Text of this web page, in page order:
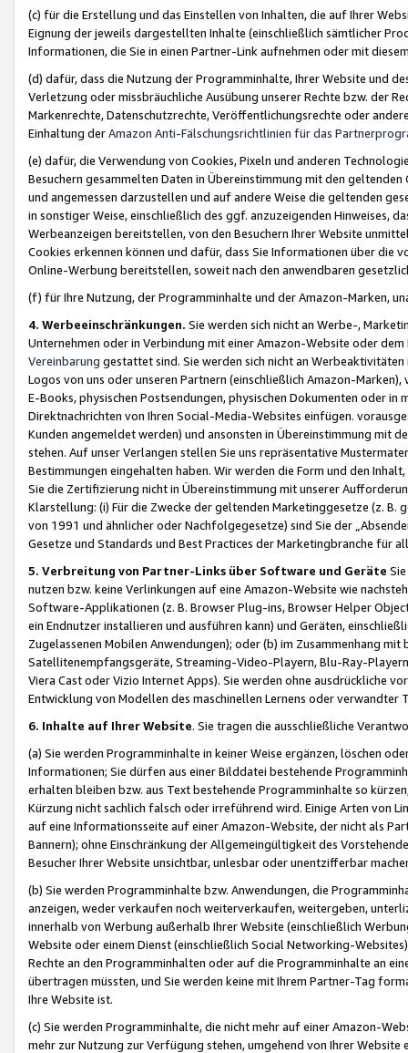
(c) für die Erstellung und das Einstellen von Inhalten, die auf Ihrer
Eignung der jeweils dargestellten Inhalte (einschließlich sämtlicher
Informationen, die Sie in einen Partner-Link aufnehmen oder mit
(d) dafür, dass die Nutzung der Programminhalte, Ihrer Website und
Verletzung oder missbräuchliche Ausübung unserer Rechte bzw. der
Markenrechte, Datenschutzrechte, Veröffentlichungsrechte oder
Einhaltung derAmazon Anti-Fälschungsrichtlinien für das
(e) dafür, die Verwendung von Cookies, Pixeln und anderen
Besuchern gesammelten Daten in Übereinstimmung mit den
und angemessen darzustellen und auf andere Weise die geltenden
in sonstiger Weise, einschließlich des ggf. anzuzeigenden Hinweises,
Werbeanzeigen bereitstellen, von den Besuchern Ihrer Website
Cookies erkennen können und dafür, dass Sie Informationen über die
Online-Werbung bereitstellen, soweit nach den anwendbaren
(f) für Ihre Nutzung, der Programminhalte und der Amazon-Marken,
4. Werbeeinschränkungen. Sie werden sich nicht an Werbe-,
Unternehmen oder in Verbindung mit einer Amazon-Website oder
Vereinbarung gestattet sind. Sie werden sich nicht an
Logos von uns oder unseren Partnern (einschließlich Amazon-
E-Books, physischen Postsendungen, physischen Dokumenten oder in
Direktnachrichten von Ihren Social-Media-Websites einfügen.
Kunden angemeldet werden) und ansonsten in Übereinstimmung mit
stehen. Auf unser Verlangen stellen Sie uns repräsentative
Bestimmungen eingehalten haben. Wir werden die Form und den
Sie die Zertifizierung nicht in Übereinstimmung mit unserer
Klarstellung: (i) Für die Zwecke der geltenden Marketinggesetze (z. B.
von 1991 und ähnlicher oder Nachfolgegesetze) sind Sie der
Gesetze und Standards und Best Practices der Marketingbranche für
5. Verbreitung von Partner-Links über Software und Geräte
nutzen bzw. keine Verlinkungen auf eine Amazon-Website wie
Software-Applikationen (z. B. Browser Plug-ins, Browser Helper
ein Endnutzer installieren und ausführen kann) und Geräten,
Zugelassenen Mobilen Anwendungen); oder (b) im Zusammenhang
Satellitenempfangsgeräte, Streaming-Video-Playern, Blu-Ray-
Viera Cast oder Vizio Internet Apps). Sie werden ohne ausdrückliche
Entwicklung von Modellen des maschinellen Lernens oder
6. Inhalte auf Ihrer Website. Sie tragen die ausschließliche
(a) Sie werden Programminhalte in keiner Weise ergänzen, löschen
Informationen; Sie dürfen aus einer Bilddatei bestehende
erhalten bleiben bzw. aus Text bestehende Programminhalte so
Kürzung nicht sachlich falsch oder irreführend wird. Einige Arten von
auf eine Informationsseite auf einer Amazon-Website, der nicht als
Bannern); ohne Einschränkung der Allgemeingültigkeit des
Besucher Ihrer Website unsichtbar, unlesbar oder unentzifferbar
(b) Sie werden Programminhalte bzw. Anwendungen, die
anzeigen, weder verkaufen noch weiterverkaufen, weitergeben,
innerhalb von Werbung außerhalb Ihrer Website (einschließlich
Website oder einem Dienst (einschließlich Social Networking-
Rechte an den Programminhalten oder auf die Programminhalte an
übertragen müssten, und Sie werden keine mit Ihrem Partner-Tag
Ihre Website ist.
(c) Sie werden Programminhalte, die nicht mehr auf einer Amazon-
mehr zur Nutzung zur Verfügung stehen, umgehend von Ihrer